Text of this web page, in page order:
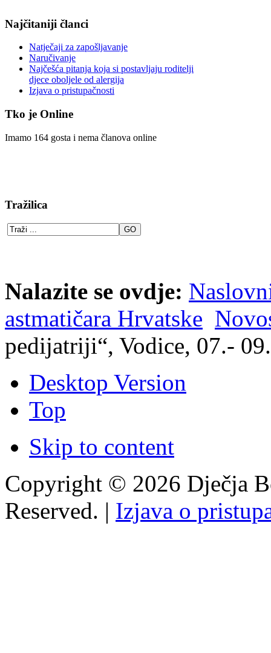
Najčitaniji članci
Natječaji za zapošljavanje
Naručivanje
Najčešća pitanja koja si postavljaju roditelji
djece oboljele od alergija
Izjava o pristupačnosti
Tko je Online
Imamo 164 gosta i nema članova online
Tražilica
Nalazite se ovdje:
astmatičara Hrvatske
pedijatriji“, Vodice, 07.-
Desktop Version
Top
Skip to content
Copyright © 2026 Dječja
Reserved. | Izjava o